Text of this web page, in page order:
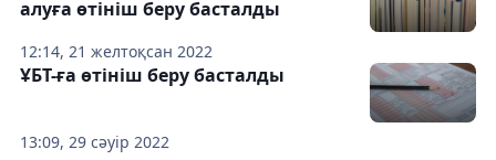
12:14, 21 желтоқсан 2022
алуға өтініш беру басталды
13:09, 29 сәуір 2022
ҰБТ-ға өтініш беру басталды